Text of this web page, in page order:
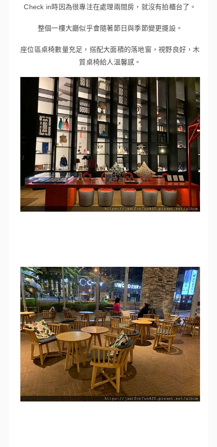
Check in時因為很專注在處理兩間房，就沒有拍櫃台了。
整個一樓大廳似乎會隨著節日與季節變更擺設。
座位區桌椅數量充足，搭配大面積的落地窗，視野良好，木
質桌椅給人溫馨感。